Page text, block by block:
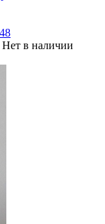
Нет в наличии